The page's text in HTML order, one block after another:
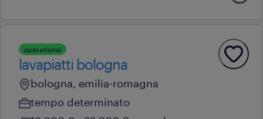
operational
lavapiatti bologna
bologna, emilia-romagna
tempo determinato